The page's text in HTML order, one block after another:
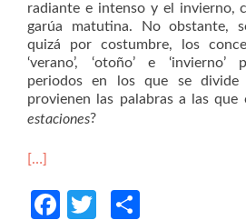
radiante e intenso y el invierno,
garúa matutina. No obstante,
quizá por costumbre, los
‘verano’, ‘otoño’ e
periodos en los que se
provienen las palabras a las que
estaciones?
[…]
Facebook
Twitter